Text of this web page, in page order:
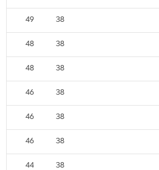
38
49
38
48
38
48
38
46
38
46
38
46
38
44